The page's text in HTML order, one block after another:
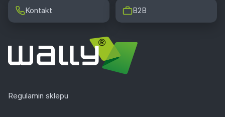
Kontakt B2B
Regulamin sklepu